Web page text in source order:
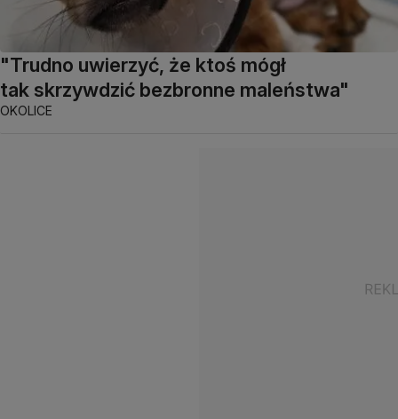
"Trudno uwierzyć, że ktoś mógł
tak skrzywdzić bezbronne maleństwa"
OKOLICE